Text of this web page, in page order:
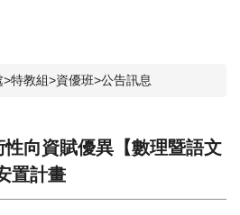
特教組>資優班>公告訊息
向資賦優異【數理暨語文
置計畫